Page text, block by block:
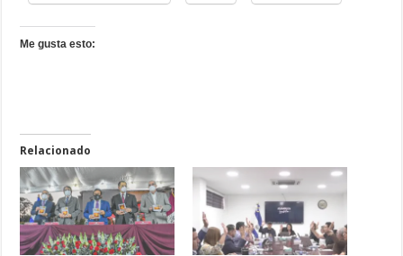
Me gusta esto:
Relacionado